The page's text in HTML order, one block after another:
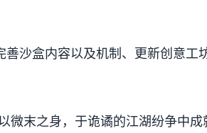
善沙盒内容以及机制、更新创意工
微末之身，于诡谲的江湖纷争中